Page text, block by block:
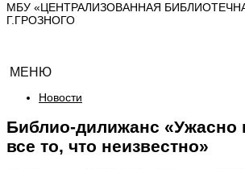
МБУ «ЦЕНТРАЛИЗОВАННАЯ
Г.ГРОЗНОГО
МЕНЮ
Новости
Библио-дилижанс «Ужасно
все то, что неизвестно»